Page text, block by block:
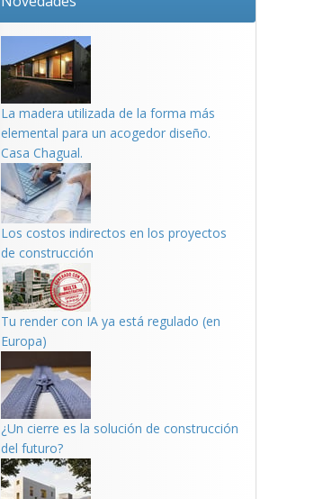
La madera utilizada de la forma más
elemental para un acogedor diseño.
Casa Chagual.
Los costos indirectos en los proyectos
de construcción
Tu render con IA ya está regulado (en
Europa)
¿Un cierre es la solución de construcción
del futuro?